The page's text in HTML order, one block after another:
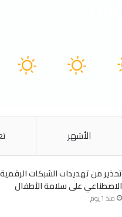
الأشهر
تحذير من تهديدات الشبكات
الاصطناعي على سلامة الأطفال
منذ 1 يوم